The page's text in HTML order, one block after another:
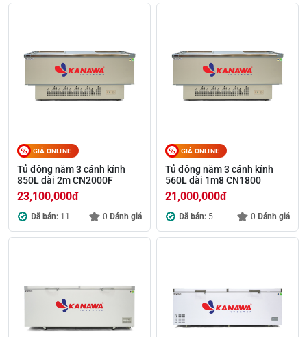
GIÁ ONLINE
Tủ đông nằm 3 cánh kính
850L dài 2m CN2000F
23,100,000đ
Đã bán: 11 0 Đánh giá
GIÁ ONLINE
Tủ đông nằm 3 cánh kính
560L dài 1m8 CN1800
21,000,000đ
Đã bán: 5 0 Đánh giá